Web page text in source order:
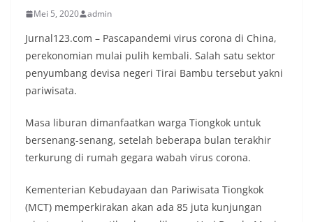
Mei 5, 2020 admin
Jurnal123.com – Pascapandemi virus corona di China,
perekonomian mulai pulih kembali. Salah satu sektor
penyumbang devisa negeri Tirai Bambu tersebut yakni
pariwisata.
Masa liburan dimanfaatkan warga Tiongkok untuk
bersenang-senang, setelah beberapa bulan terakhir
terkurung di rumah gegara wabah virus corona.
Kementerian Kebudayaan dan Pariwisata Tiongkok
(MCT) memperkirakan akan ada 85 juta kunjungan